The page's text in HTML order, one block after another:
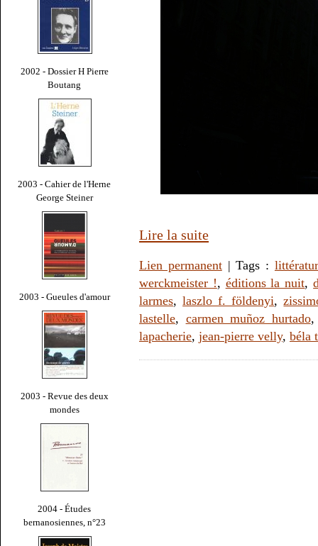
2002 - Dossier H Pierre
Boutang
2003 - Cahier de l'Herne
George Steiner
2003 - Gueules d'amour
2003 - Revue des deux
mondes
2004 - Études
bernanosiennes, n°23
Lire la suite
Lien permanent| Tags :
werckmeister !, éditions la nuit,
larmes,laszlo f. földenyi,
lastelle, carmen muñoz hurtado
lapacherie, jean-pierre velly, béla